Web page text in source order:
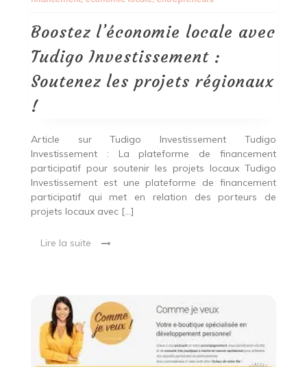
:
Soutenez
projets
régionaux
!
Boostez l’économie locale avec
Tudigo Investissement :
Soutenez les projets régionaux
!
Article sur Tudigo Investissement Tudigo
Investissement : La plateforme de financement
participatif pour soutenir les projets locaux Tudigo
Investissement est une plateforme de financement
participatif qui met en relation des porteurs de
projets locaux avec […]
Lire la suite